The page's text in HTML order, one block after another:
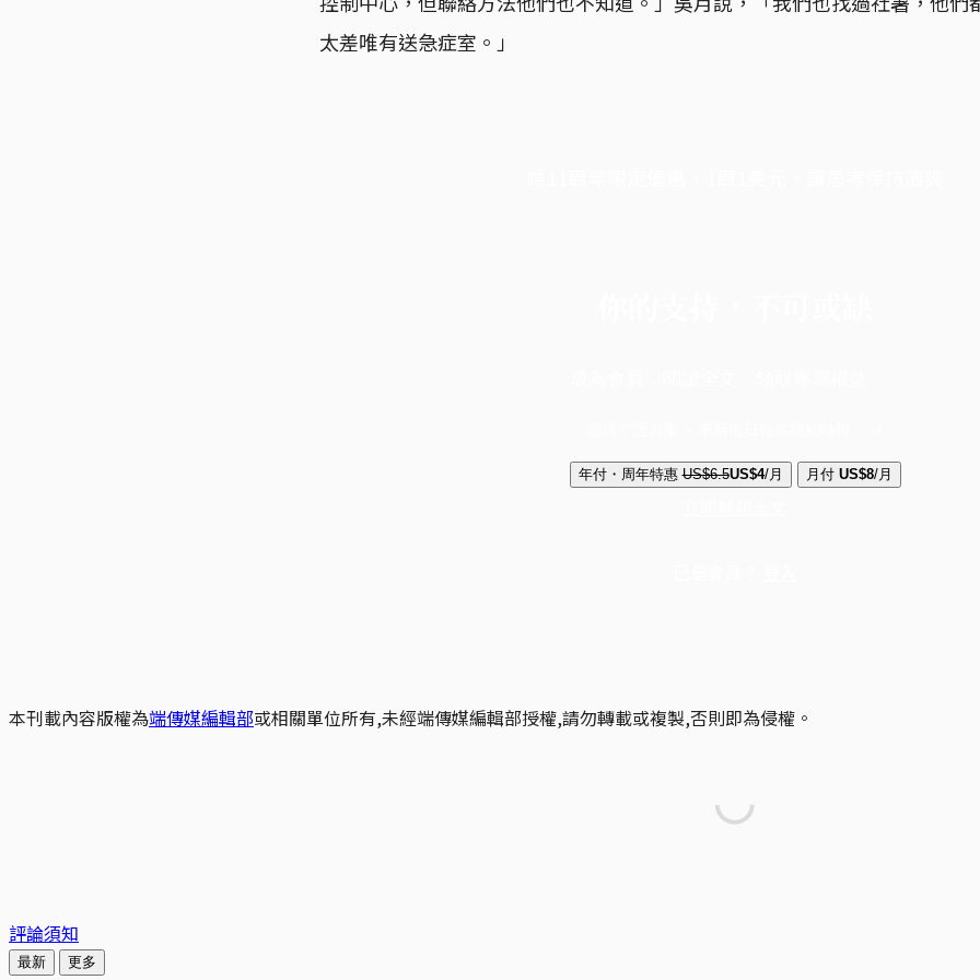
太差唯有送急症室。」
年付・周年特惠 US$6.5US$4/月 月付 US$8/月
本刊載內容版權為端傳媒編輯部或相關單位所有,未經端傳媒編輯部授權,請勿轉載或複製,否則即為侵權。
評論須知
最新 更多